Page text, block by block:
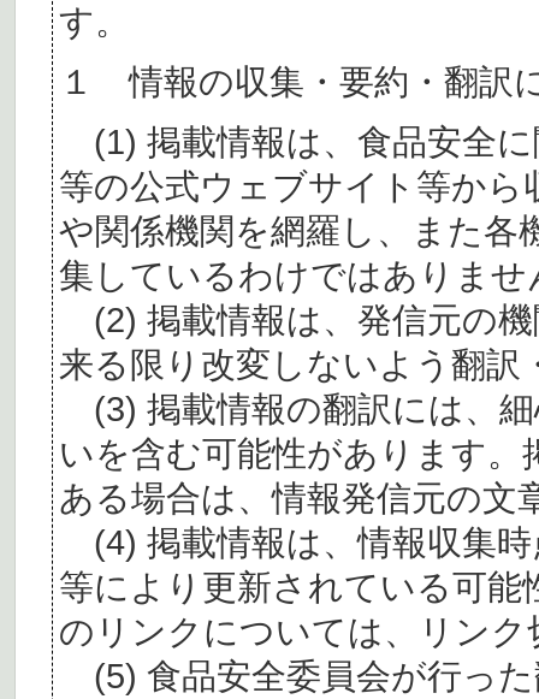
す。
１ 情報の収集・要約・翻訳
(1) 掲載情報は、食品安全
等の公式ウェブサイト等か
や関係機関を網羅し、また各
集しているわけではありませ
(2) 掲載情報は、発信元の
来る限り改変しないよう翻訳
(3) 掲載情報の翻訳には、
いを含む可能性があります。
ある場合は、情報発信元の文
(4) 掲載情報は、情報収集
等により更新されている可
のリンクについては、リン
(5) 食品安全委員会が行っ